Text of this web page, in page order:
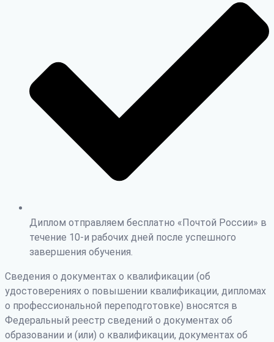
Диплом отправляем бесплатно «Почтой России» в
течение 10-и рабочих дней после успешного
завершения обучения.
Сведения о документах о квалификации (об
удостоверениях о повышении квалификации, дипломах
о профессиональной переподготовке) вносятся в
Федеральный реестр сведений о документах об
образовании и (или) о квалификации, документах об